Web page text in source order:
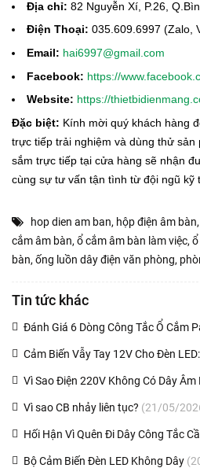
Địa chỉ: 82 Nguyễn Xí, P.26,
Điện Thoại: 035.609.6997 (Zalo,
Email: hai6997@gmail.com
Facebook: https://
Website: https://
Đặc biệt: Kính mời quý khách hàng
trực tiếp trải nghiệm và dùng thử sản
sắm trực tiếp tại cửa hàng sẽ nhận
cùng sự tư vấn tận tình từ đội ngũ kỹ
hop dien am ban, hộp điện âm bàn,
cắm âm bàn, ổ cắm âm bàn làm việc, ổ
bàn, ống luồn dây điện văn phòng,
Tin tức khác
Đánh Giá 6 Dòng Công Tắc Ổ Cắm
(02/11/2020)
Cảm Biến Vẫy Tay 12V Cho Đèn
(25/11/2020)
Vì Sao Điện 220V Không Có Dây Âm
Vì sao CB nhảy liên tục? (21/05/
Hối Hận Vì Quên Đi Dây Công Tắc
Bộ Cảm Biến Đèn LED Không Dây